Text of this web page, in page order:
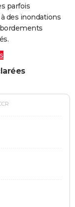
parfois
des inondations